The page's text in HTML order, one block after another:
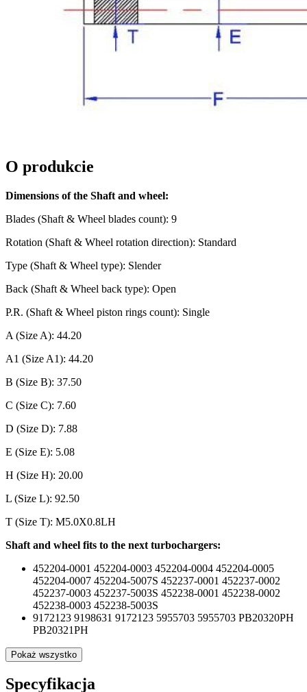
O produkcie
Dimensions of the Shaft and wheel:
Blades (Shaft & Wheel blades count): 9
Rotation (Shaft & Wheel rotation direction): Standard
Type (Shaft & Wheel type): Slender
Back (Shaft & Wheel back type): Open
P.R. (Shaft & Wheel piston rings count): Single
A (Size A): 44.20
A1 (Size A1): 44.20
B (Size B): 37.50
C (Size C): 7.60
D (Size D): 7.88
E (Size E): 5.08
H (Size H): 20.00
L (Size L): 92.50
T (Size T): M5.0X0.8LH
Shaft and wheel fits to the next turbochargers:
452204-0001 452204-0003 452204-0004 452204-0005
452204-0007 452204-5007S 452237-0001 452237-0002
452237-0003 452237-5003S 452238-0001 452238-0002
452238-0003 452238-5003S
9172123 9198631 9172123 5955703 5955703 PB20320PH
PB20321PH
Pokaż wszystko
Specyfikacja